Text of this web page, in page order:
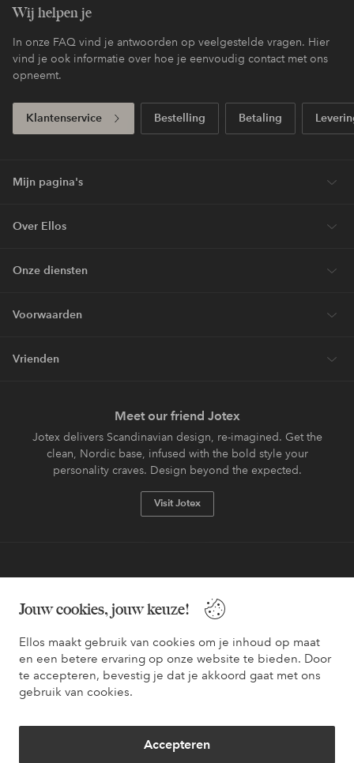
Jouw cookies, jouw keuze!
Ellos maakt gebruik van cookies om je inhoud op maat
en een betere ervaring op onze website te bieden. Door
te accepteren, bevestig je dat je akkoord gaat met ons
gebruik van cookies.
Accepteren
Wij helpen je
In onze FAQ vind je antwoorden op veelgestelde vragen. Hier
vind je ook informatie over hoe je eenvoudig contact met ons
opneemt.
Klantenservice Bestelling Betaling
Mijn pagina's
Over Ellos
Onze diensten
Voorwaarden
Vrienden
Meet our friend Jotex
Jotex delivers Scandinavian design, re-imagined. Get the
clean, Nordic base, infused with the bold style your
personality craves. Design beyond the expected.
Visit Jotex
Wil je meer weten over
onze betaalopties